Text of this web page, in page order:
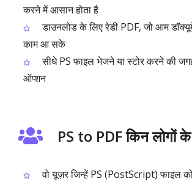
करने में आसान होता है
डाउनलोड के लिए रेडी PDF, जो आम
काम आ सके
सीधे PS फाइल भेजने या स्टोर करने की
ऑप्शन
PS to PDF किन लोगों
वो यूज़र जिन्हें PS (PostScript) फाइल